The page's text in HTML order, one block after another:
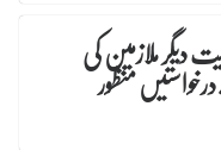
دیگر ملازمین کی
منظور